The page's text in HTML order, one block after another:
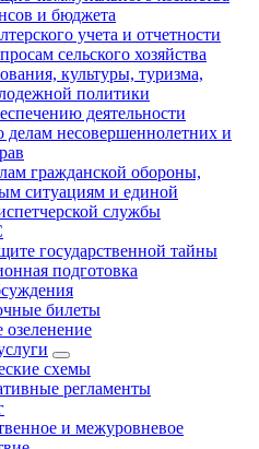
и бюджета
учета и отчетности
сельского хозяйства
культуры, туризма,
политики
деятельности
делам несовершеннолетних и
гражданской обороны,
ситуациям и единой
службы
государственной тайны
подготовка
билеты
схемы
регламенты
и межуровневое